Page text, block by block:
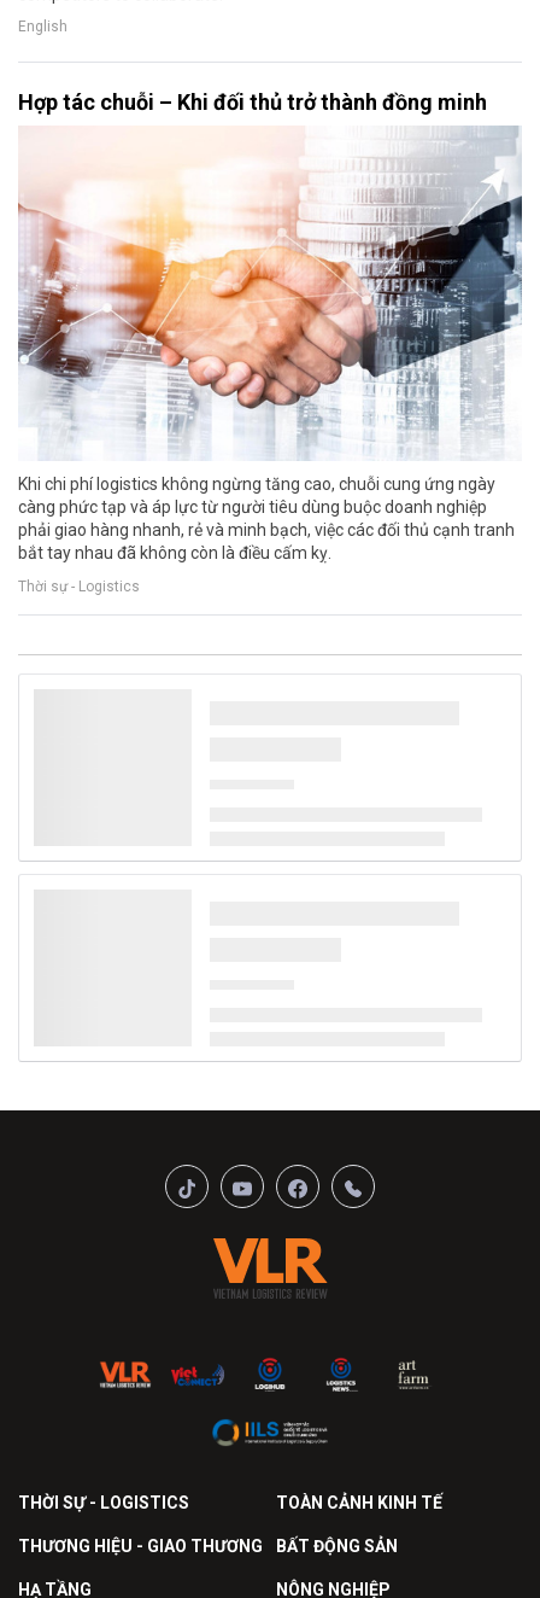
English
Hợp tác chuỗi – Khi đối thủ trở thành đồng minh
Khi chi phí logistics không ngừng tăng cao, chuỗi cung ứng ngày
càng phức tạp và áp lực từ người tiêu dùng buộc doanh nghiệp
phải giao hàng nhanh, rẻ và minh bạch, việc các đối thủ cạnh tranh
bắt tay nhau đã không còn là điều cấm kỵ.
Thời sự - Logistics
THỜI SỰ - LOGISTICS TOÀN CẢNH KINH TẾ
THƯƠNG HIỆU - GIAO THƯƠNG BẤT ĐỘNG SẢN
HẠ TẦNG NÔNG NGHIỆP